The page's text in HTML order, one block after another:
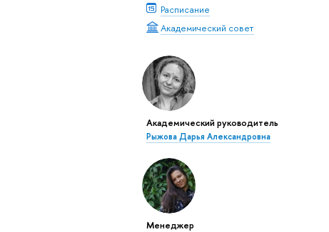
Расписание
Академический совет
Академический руководитель
Рыжова Дарья Александровна
Менеджер